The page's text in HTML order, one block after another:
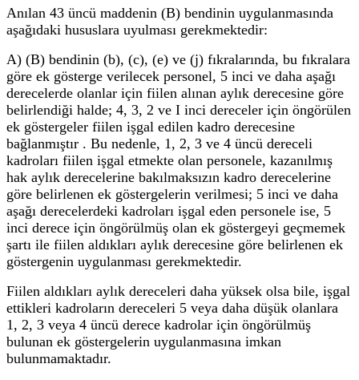
Anılan 43 üncü maddenin (B) bendinin uygulanmasında
aşağıdaki hususlara uyulması gerekmektedir:
A) (B) bendinin (b), (c), (e) ve (j) fıkralarında, bu fıkralara
göre ek gösterge verilecek personel, 5 inci ve daha aşağı
derecelerde olanlar için fiilen alınan aylık derecesine göre
belirlendiği halde; 4, 3, 2 ve I inci dereceler için öngörülen
ek göstergeler fiilen işgal edilen kadro derecesine
bağlanmıştır . Bu nedenle, 1, 2, 3 ve 4 üncü dereceli
kadroları fiilen işgal etmekte olan personele, kazanılmış
hak aylık derecelerine bakılmaksızın kadro derecelerine
göre belirlenen ek göstergelerin verilmesi; 5 inci ve daha
aşağı derecelerdeki kadroları işgal eden personele ise, 5
inci derece için öngörülmüş olan ek göstergeyi geçmemek
şartı ile fiilen aldıkları aylık derecesine göre belirlenen ek
göstergenin uygulanması gerekmektedir.
Fiilen aldıkları aylık dereceleri daha yüksek olsa bile, işgal
ettikleri kadroların dereceleri 5 veya daha düşük olanlara
1, 2, 3 veya 4 üncü derece kadrolar için öngörülmüş
bulunan ek göstergelerin uygulanmasına imkan
bulunmamaktadır.